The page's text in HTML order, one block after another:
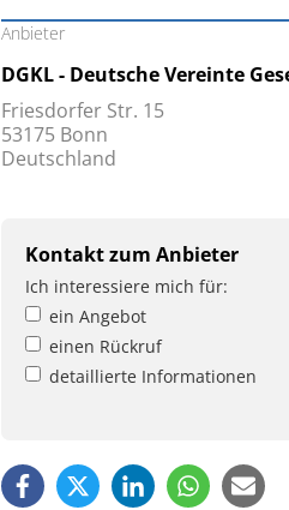
Anbieter
DGKL - Deutsche Vereinte
Friesdorfer Str. 15
53175 Bonn
Deutschland
Kontakt zum Anbieter
Ich interessiere mich für:
ein Angebot
einen Rückruf
detaillierte Informationen